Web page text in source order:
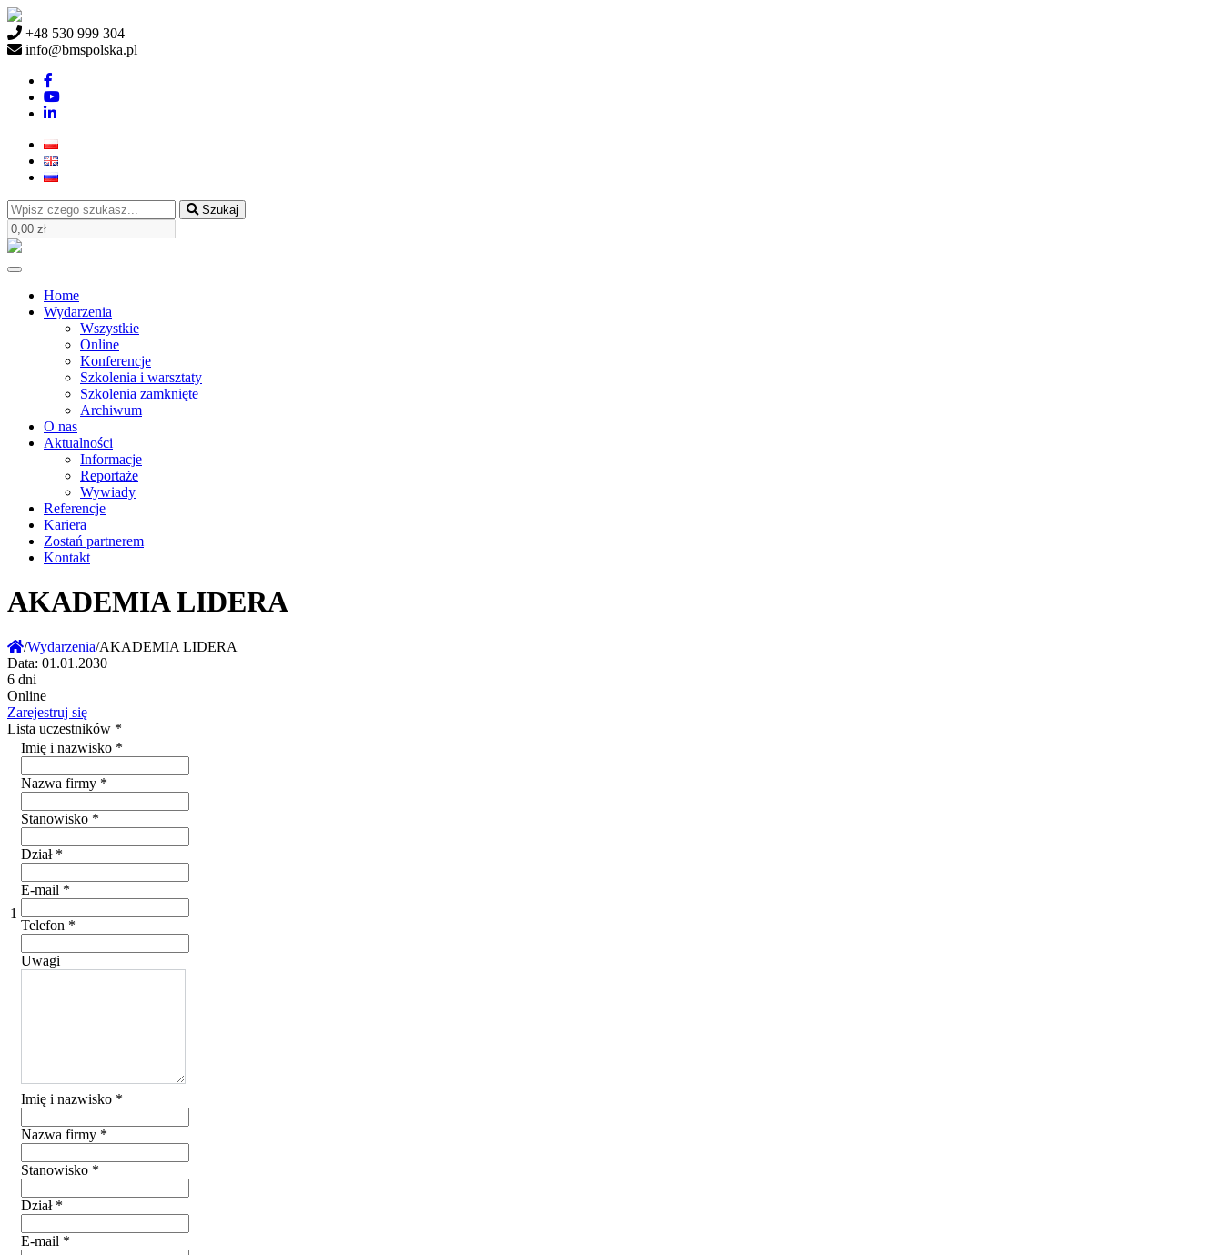
+48 530 999 304
info@bmspolska.pl
Szukaj
Home
Wydarzenia
Wszystkie
Online
Konferencje
Szkolenia i warsztaty
Szkolenia zamknięte
Archiwum
O nas
Aktualności
Informacje
Reportaże
Wywiady
Referencje
Kariera
Zostań partnerem
Kontakt
AKADEMIA LIDERA
/Wydarzenia/AKADEMIA LIDERA
Data: 01.01.2030
6 dni
Online
Zarejestruj się
Lista uczestników *
1
Imię i nazwisko *
Nazwa firmy *
Stanowisko *
Dział *
E-mail *
Telefon *
Uwagi
Imię i nazwisko *
Nazwa firmy *
Stanowisko *
Dział *
E-mail *